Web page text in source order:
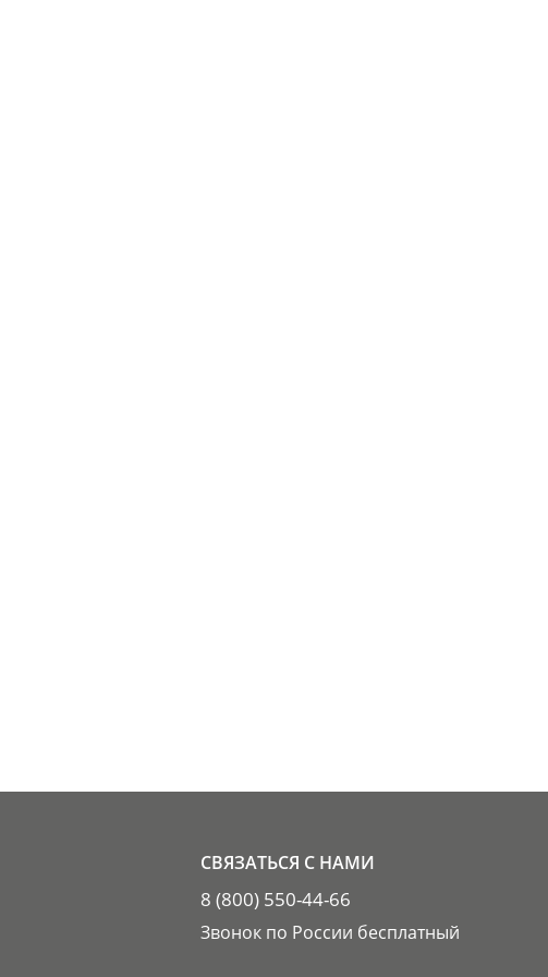
СВЯЗАТЬСЯ С НАМИ
8 (800) 550-44-66
Звонок по России бесплатный